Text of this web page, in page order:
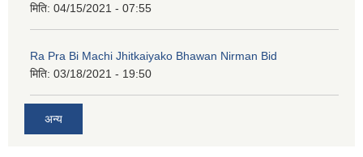
मिति: 04/15/2021 - 07:55
Ra Pra Bi Machi Jhitkaiyako Bhawan Nirman Bid
मिति: 03/18/2021 - 19:50
अन्य